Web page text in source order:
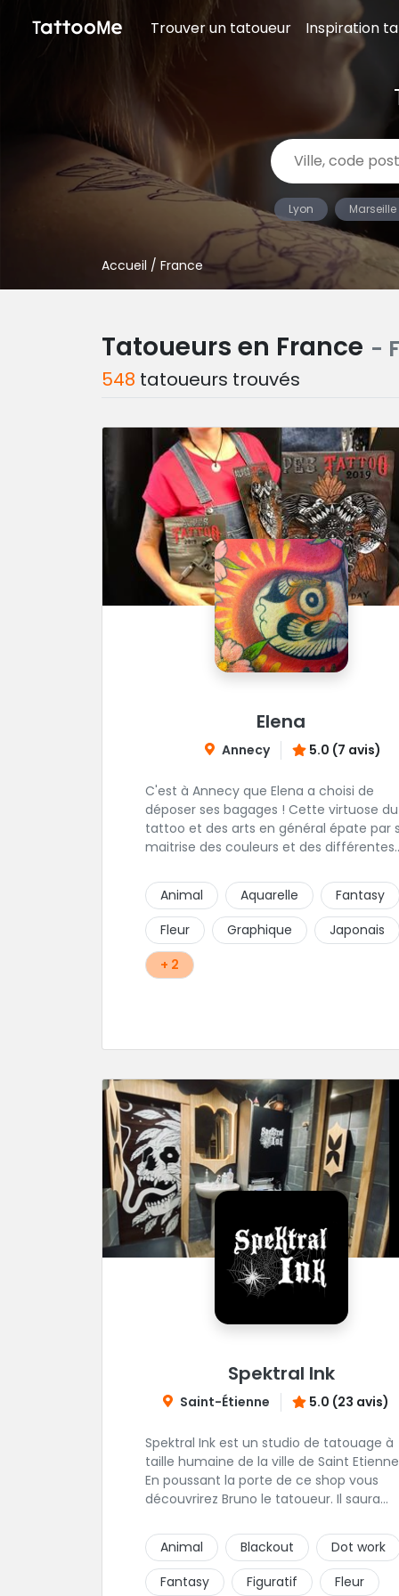
Trouver un tatoueur Inspiration
Lyon Marseille
Accueil / France
Tatoueurs en France -
548 tatoueurs trouvés
Elena
Annecy 5.0 (7 avis)
C'est à Annecy que Elena a choisi de
déposer ses bagages ! Cette virtuose du
tattoo et des arts en général épate par
maitrise des couleurs et des différentes
réalisme saisissant portent sa marque
fabrique : On vient de très loin pour se
tatouer par cette artiste ! N'hésitez pas
contacter par téléphone: 0648079720 ou
messages sur Instagram ou Facebook.
Animal Aquarelle
Fantasy
Fleur
Graphique
Japonais
+ 2
Spektral Ink
Saint-Étienne 5.0 (23 avis)
Spektral Ink est un studio de tatouage à
taille humaine de la ville de Saint
En poussant la porte de ce shop vous
découvrirez Bruno le tatoueur. Il saura
votre projet de tatouage. N'hésitez pas
envoyer un message ou à l'appeler.
Animal Blackout
Dot work
Fantasy
Figuratif Fleur